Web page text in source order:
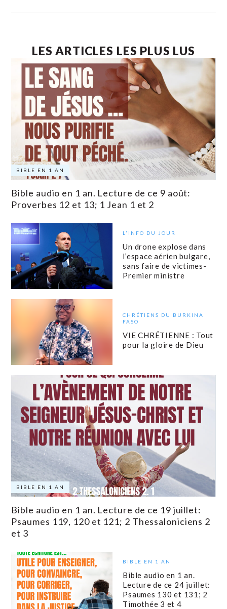
LES ARTICLES LES PLUS LUS
BIBLE EN 1 AN
Bible audio en 1 an. Lecture de ce 9 août:
Proverbes 12 et 13; 1 Jean 1 et 2
L'INFO DU JOUR
Un drone explose dans
l’espace aérien bulgare,
sans faire de victimes-
Premier ministre
CHRÉTIENS DU BURKINA
FASO
VIE CHRÉTIENNE : Tout
pour la gloire de Dieu
BIBLE EN 1 AN
Bible audio en 1 an. Lecture de ce 19 juillet:
Psaumes 119, 120 et 121; 2 Thessaloniciens 2
et 3
BIBLE EN 1 AN
Bible audio en 1 an.
Lecture de ce 24 juillet:
Psaumes 130 et 131; 2
Timothée 3 et 4